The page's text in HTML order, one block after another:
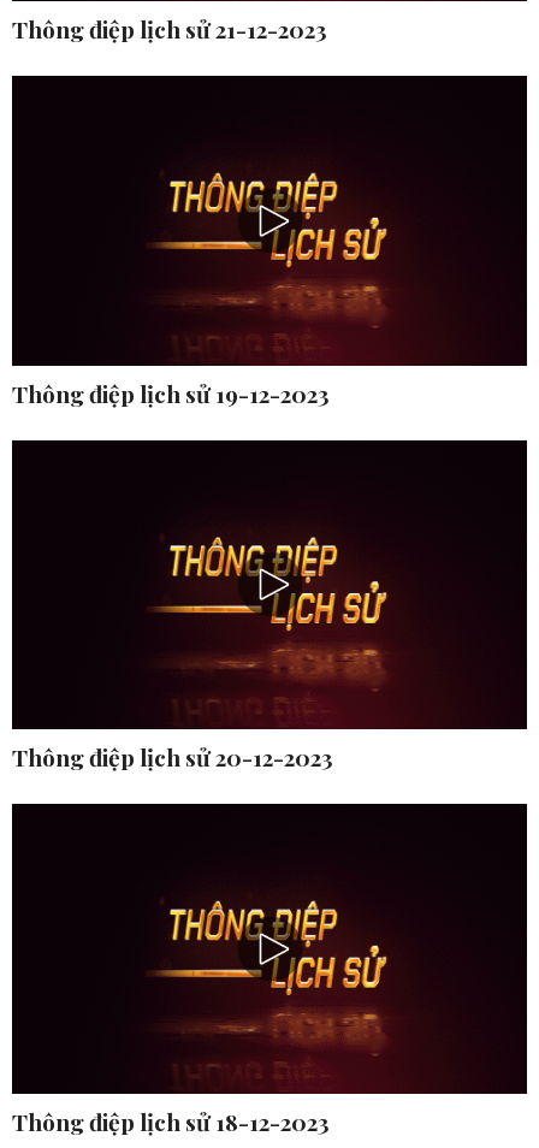
Thông điệp lịch sử 21-12-2023
Thông điệp lịch sử 19-12-2023
Thông điệp lịch sử 20-12-2023
Thông điệp lịch sử 18-12-2023